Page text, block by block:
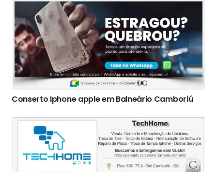
Conserto Iphone apple em Balneário Camboriú